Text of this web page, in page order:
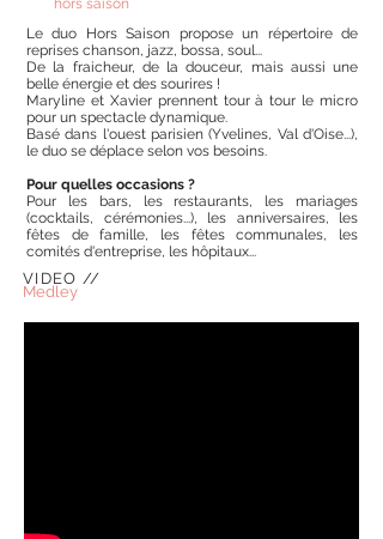
hors saison
Le duo Hors Saison propose un répertoire de
reprises chanson, jazz, bossa, soul...
De la fraicheur, de la douceur, mais aussi une
belle énergie et des sourires !
Maryline et Xavier prennent tour à tour le micro
pour un spectacle dynamique.
​Basé dans l'ouest parisien (Yvelines, Val d'Oise...),
le duo se déplace selon vos besoins.
Pour quelles occasions ?
Pour les bars, les restaurants, les mariages
(cocktails, cérémonies...), les anniversaires, les
fêtes de famille, les fêtes communales, les
comités d'entreprise, les hôpitaux...
VIDEO //
Medley